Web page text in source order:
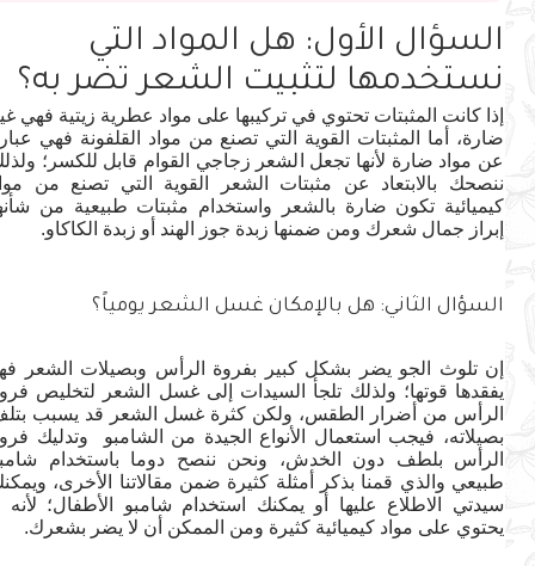
السؤال الأول: هل المواد التي
نستخدمها لتثبيت الشعر تضر به؟
إذا كانت المثبتات تحتوي في تركيبها على مواد عطرية زيتية فهي غير
ضارة، أما المثبتات القوية التي تصنع من مواد القلفونة فهي عبارة
عن مواد ضارة لأنها تجعل الشعر زجاجي القوام قابل للكسر؛ ولذلك
ننصحك بالابتعاد عن مثبتات الشعر القوية التي تصنع من مواد
كيميائية تكون ضارة بالشعر واستخدام مثبتات طبيعية من شأنها
إبراز جمال شعرك ومن ضمنها زبدة جوز الهند أو زبدة الكاكاو.
السؤال الثاني: هل بالإمكان غسل الشعر يومياً؟
إن تلوث الجو يضر بشكل كبير بفروة الرأس وبصيلات الشعر فهو
يفقدها قوتها؛ ولذلك تلجأ السيدات إلى غسل الشعر لتخليص فروة
الرأس من أضرار الطقس، ولكن كثرة غسل الشعر قد يسبب بتلف
بصيلاته، فيجب استعمال الأنواع الجيدة من الشامبو وتدليك فروة
الرأس بلطف دون الخدش، ونحن ننصح دوما باستخدام شامبو
طبيعي والذي قمنا بذكر أمثلة كثيرة ضمن مقالاتنا الأخرى، ويمكنك
سيدتي الاطلاع عليها أو يمكنك استخدام شامبو الأطفال؛ لأنه لا
يحتوي على مواد كيميائية كثيرة ومن الممكن أن لا يضر بشعرك.